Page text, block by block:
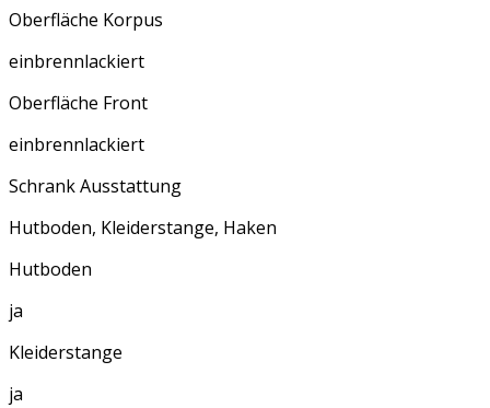
Oberfläche Korpus
einbrennlackiert
Oberfläche Front
einbrennlackiert
Schrank Ausstattung
Hutboden, Kleiderstange, Haken
Hutboden
ja
Kleiderstange
ja